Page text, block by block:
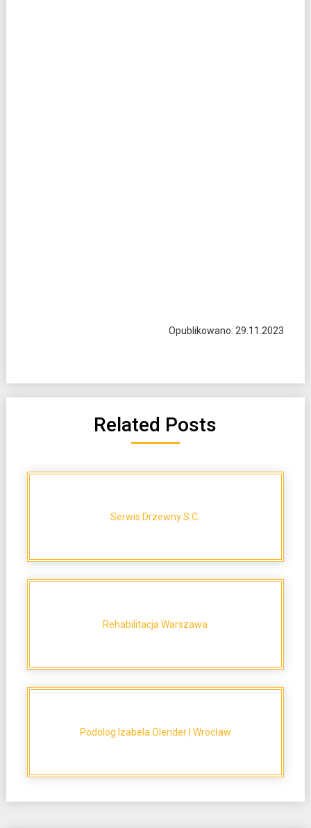
Opublikowano: 29.11.2023
Related Posts
Serwis Drzewny S.C.
Rehabilitacja Warszawa
Podolog Izabela Olender | Wrocław